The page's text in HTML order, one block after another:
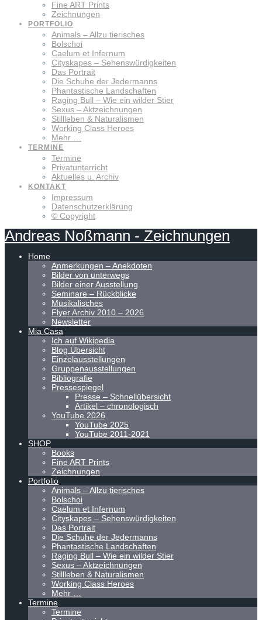
Fine ART Prints
Zeichnungen
PORTFOLIO
Animals – Allzu tierisches
Bolschoi
Caelum et Infernum
Cityskapes – Sehenswürdigkeiten
Das Portrait
Die Schuhe der Jedermanns
Phantastische Landschaften
Raging Bull – Wie ein wilder Stier
Sexus – Aktzeichnungen
Stillleben & Naturalismen
Working Class Heroes
Mehr …
TERMINE
Termine
Privatunterricht
Aktuelles u. Archiv
KONTAKT
Impressum
Datenschutzerklärung
© Copyright
Andreas Noßmann - Zeichnungen
Home
Anmerkungen – Anekdoten
Bilder von unterwegs
Bilder einer Ausstellung
Seminare – Rückblicke
Musikalisches
Flyer Archiv 2010 – 2026
Newsletter
Mia Casa
Ich auf Wikipedia
Blog Übersicht
Einzelausstellungen
Gruppenausstellungen
Bibliografie
Pressespiegel
Presse – Schnellübersicht
Artikel – chronologisch
YouTube 2026
YouTube 2025
YouTube 2011-2021
SHOP
Books
Fine ART Prints
Zeichnungen
Portfolio
Animals – Allzu tierisches
Bolschoi
Caelum et Infernum
Cityskapes – Sehenswürdigkeiten
Das Portrait
Die Schuhe der Jedermanns
Phantastische Landschaften
Raging Bull – Wie ein wilder Stier
Sexus – Aktzeichnungen
Stillleben & Naturalismen
Working Class Heroes
Mehr …
Termine
Termine